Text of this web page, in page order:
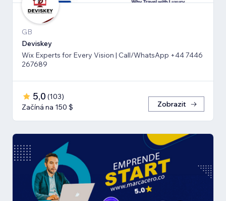
GB
Deviskey
Wix Experts for Every Vision | Call/WhatsApp +44 7446
267689
5,0 (103)
Začíná na 150 $
Zobrazit